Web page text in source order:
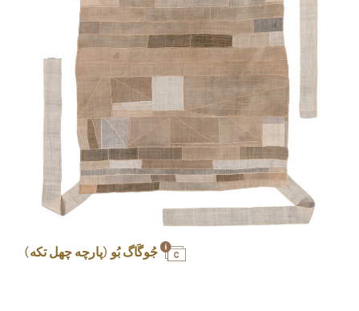
جُوگَاگ بُو (پارچه چهل تکه)